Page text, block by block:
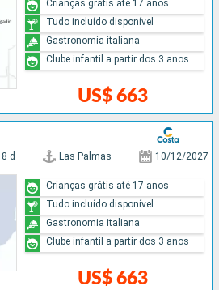
US$ 663
Crianças grátis até 17 anos
Tudo incluído disponível
Gastronomia italiana
Clube infantil a partir dos 3 anos
8 d Las Palmas 10/12/2027
US$ 663
Crianças grátis até 17 anos
Tudo incluído disponível
Gastronomia italiana
Clube infantil a partir dos 3 anos